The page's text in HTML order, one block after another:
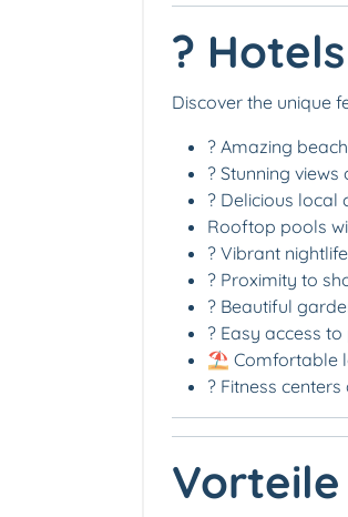
?
Discover the unique
?️ Amazing
? Stunning
?️ Delicious local
Rooftop pools
? Vibrant
?️ Proximity to
? Beautiful
? Easy access
⛱️ Comfortable
? Fitness
Vorteile